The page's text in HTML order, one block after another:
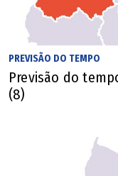
PREVISÃO DO TEMPO
Previsão do
(8)